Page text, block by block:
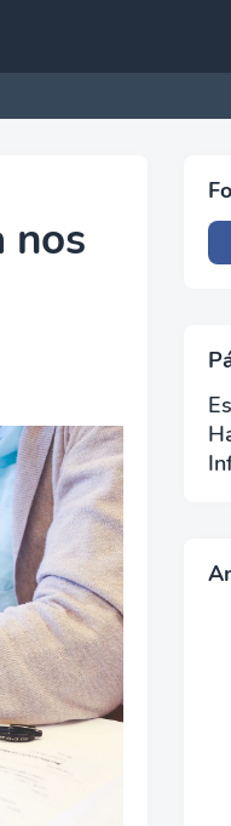
nos